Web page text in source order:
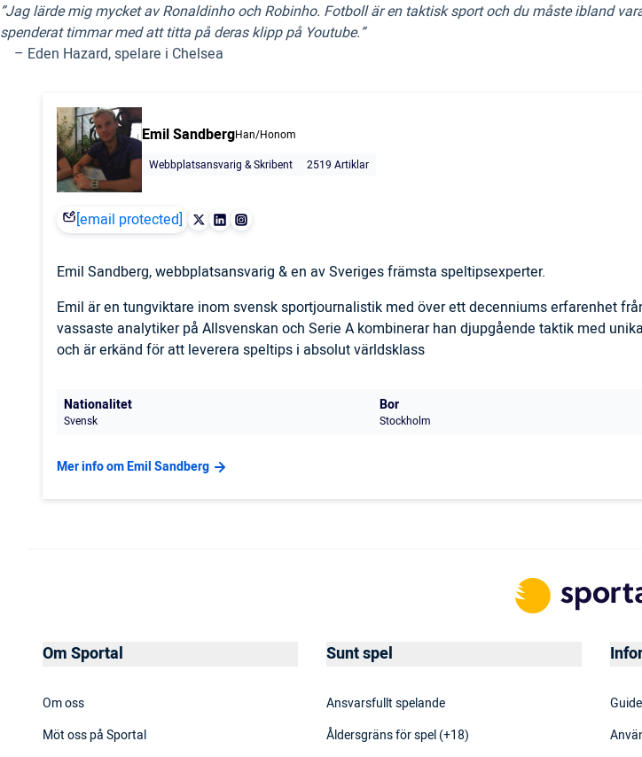
”Jag lärde mig mycket av Ronaldinho och Robinho. Fotboll är en taktisk sport och du måste ibland
spenderat timmar med att titta på deras klipp på Youtube.”
– Eden Hazard, spelare i Chelsea
Emil SandbergHan/Honom
Webbplatsansvarig & Skribent
2519 Artiklar
[email protected]
Emil Sandberg, webbplatsansvarig & en av Sveriges främsta speltipsexperter.
Emil är en tungviktare inom svensk sportjournalistik med över ett decenniums erfarenhet
vassaste analytiker på Allsvenskan och Serie A kombinerar han djupgående taktik med
och är erkänd för att leverera speltips i absolut världsklass
Nationalitet
Svensk
Bor
Stockholm
Mer info om Emil Sandberg
Om Sportal
Om oss
Möt oss på Sportal
Sunt spel
Ansvarsfullt spelande
Åldersgräns för spel (+18)